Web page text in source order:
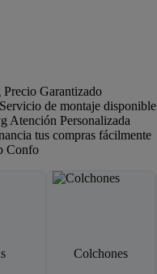
Precio Garantizado
Servicio de montaje disponible
Atención Personalizada
tus compras fácilmente
Confo
Colchones